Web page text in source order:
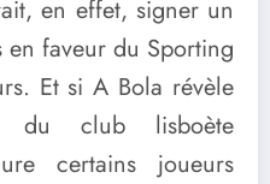
en effet, signer un
faveur du Sporting
Et si A Bola révèle
du club lisboète
certains joueurs